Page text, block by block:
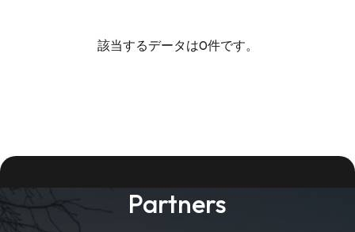
該当するデータは0件です。
Partners